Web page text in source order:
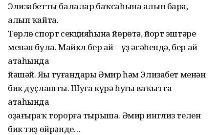
Элизабетты балалар баҡсаһына алып бара,
алып ҡайта.
Төрлө спорт секцияһына йөрөтə, йорт эштəре
менəн була. Майкл бер ай – үҙ əсəһендə, бер ай
атаһында
йəшəй. Яңы туғандары Əмир һəм Элизабет менəн
бик дуҫлашты. Шуға күрə һуңғы ваҡытта
атаһында
оҙағыраҡ торорға тырыша. Əмир инглиз телен
бик тиҙ өйрəнде…